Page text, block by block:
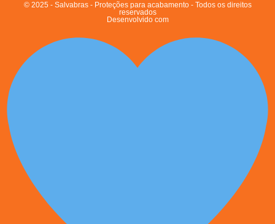
© 2025 - Salvabras - Proteções para acabamento - Todos os direitos
reservados
Desenvolvido com